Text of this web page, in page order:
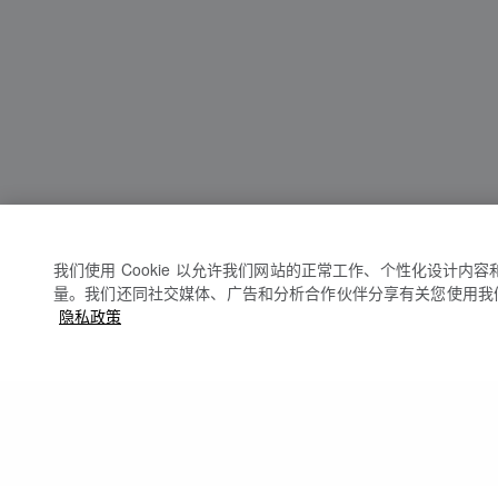
我们使用 Cookie 以允许我们网站的正常工作、个性化设计内
量。我们还同社交媒体、广告和分析合作伙伴分享有关您使用
隐私政策